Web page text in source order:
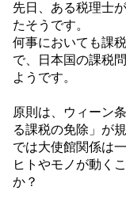
先日、ある税理士
たそうです。
何事においても課
で、日本国の課税
ようです。
原則は、ウィーン
る課税の免除」が
では大使館関係は
ヒトやモノが動く
か？